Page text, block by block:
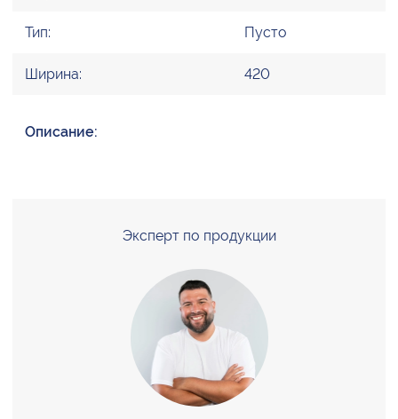
Тип: Пусто
Ширина: 420
Описание:
Эксперт по продукции